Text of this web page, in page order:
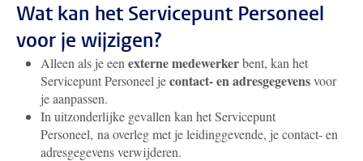
Wat kan het Servicepunt Personeel
voor je wijzigen?
Alleen als je een externe medewerkerbent, kan het
Servicepunt Personeel jecontact- en adresgegevensvoor
je aanpassen.
In uitzonderlijke gevallen kan het Servicepunt
Personeel, na overleg met je leidinggevende, je contact- en
adresgegevens verwijderen.